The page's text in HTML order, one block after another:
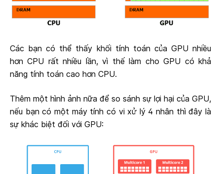
Các bạn có thể thấy khối tính toán của GPU nhiều
hơn CPU rất nhiều lần, vì thế làm cho GPU có khả
năng tính toán cao hơn CPU.
Thêm một hình ảnh nữa để so sánh sự lợi hại của GPU,
nếu bạn có một máy tính có vi xử lý 4 nhân thì đây là
sự khác biệt đối với GPU: